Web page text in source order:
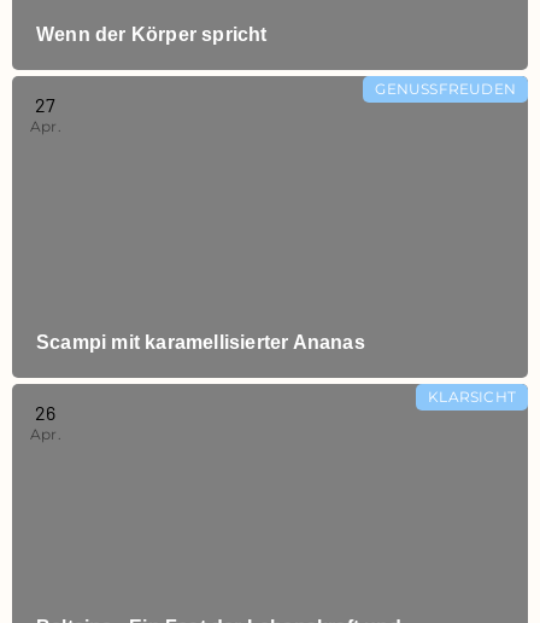
Wenn der Körper spricht
Scampi mit karamellisierter Ananas
GENUSSFREUDEN
27
Apr.
KLARSICHT
26
Apr.